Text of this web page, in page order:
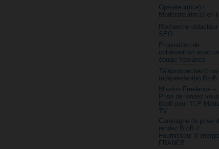
Opérateur(rice) /
Modérateur(rice) en
Recherche rédacteur
SEO
Proposition de
collaboration avec
équipe freelance
Indépendant(e) BtoB
Mission Freelance –
Prise de rendez-vous
BtoB pour TCP
TV
Campagne de prise
rendez BtoB //
Fournisseur
FRANCE